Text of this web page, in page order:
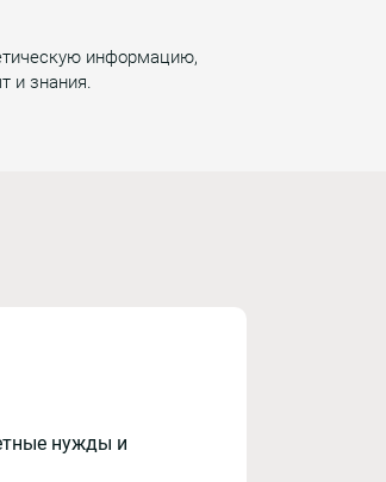
информацию,
и знания.
нужды и